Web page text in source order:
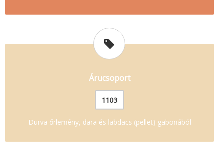
Árucsoport
1103
Durva őrlemény, dara és labdacs (pellet) gabonából